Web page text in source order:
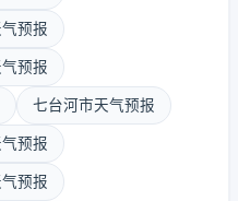
预报
预报
七台河市天气预报
预报
预报